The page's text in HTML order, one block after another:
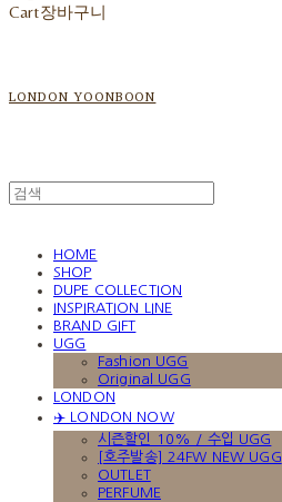
Cart장바구니
LONDON YOONBOON
HOME
SHOP
DUPE COLLECTION
INSPIRATION LINE
BRAND GIFT
UGG
Fashion UGG
Original UGG
LONDON
✈️ LONDON NOW
시즌할인 10% / 수입 UGG
[호주발송] 24FW NEW UGG
OUTLET
PERFUME